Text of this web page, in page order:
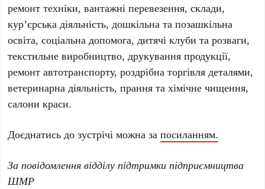
ремонт техніки, вантажні перевезення, склади,
кур’єрська діяльність, дошкільна та позашкільна
освіта, соціальна допомога, дитячі клуби та розваги,
текстильне виробництво, друкування продукції,
ремонт автотранспорту, роздрібна торгівля деталями,
ветеринарна діяльність, прання та хімічне чищення,
салони краси.
Доєднатись до зустрічі можна запосиланням.
За повідомлення відділу підтримки підприємництва
ШМР